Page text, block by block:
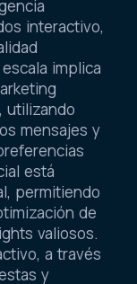
interactivo,
implica
utilizando
mensajes y
está
permitiendo
de
valiosos.
a través
y